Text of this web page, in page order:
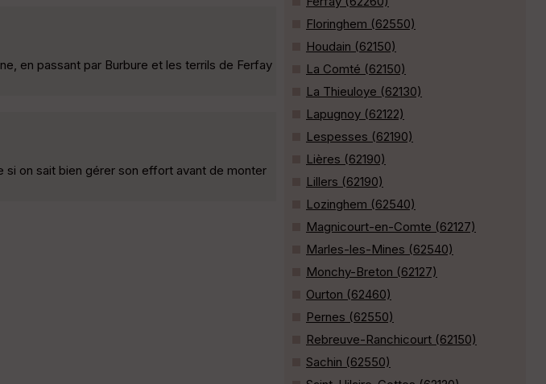
en passant par Burbure et les terrils de Ferfay
si on sait bien gérer son effort avant de monter
Floringhem (62550)
Houdain (62150)
La Comté (62150)
La Thieuloye (62130)
Lapugnoy (62122)
Lespesses (62190)
Lières (62190)
Lillers (62190)
Lozinghem (62540)
Magnicourt-en-Comte (62127)
Marles-les-Mines (62540)
Monchy-Breton (62127)
Ourton (62460)
Pernes (62550)
Rebreuve-Ranchicourt (62150)
Sachin (62550)